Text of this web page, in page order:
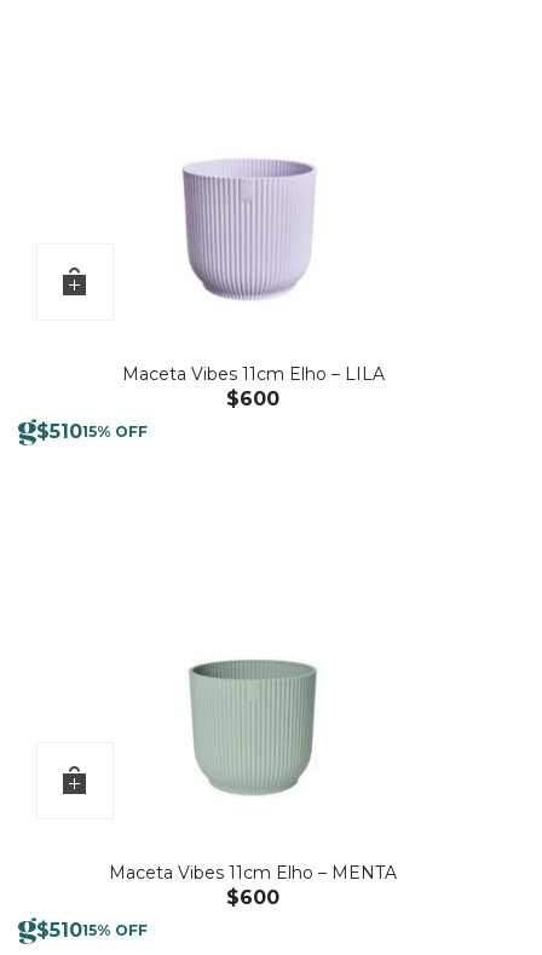
Maceta Vibes 11cm Elho – LILA
$600
$51015% OFF
Maceta Vibes 11cm Elho – MENTA
$600
$51015% OFF